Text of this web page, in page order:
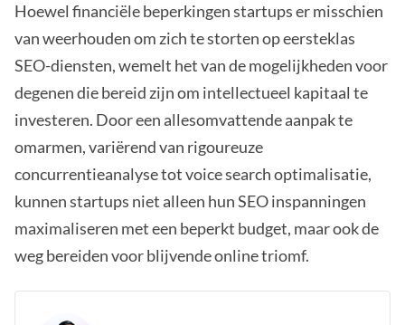
Hoewel financiële beperkingen startups er misschien
van weerhouden om zich te storten op eersteklas
SEO-diensten, wemelt het van de mogelijkheden voor
degenen die bereid zijn om intellectueel kapitaal te
investeren. Door een allesomvattende aanpak te
omarmen, variërend van rigoureuze
concurrentieanalyse tot voice search optimalisatie,
kunnen startups niet alleen hun SEO inspanningen
maximaliseren met een beperkt budget, maar ook de
weg bereiden voor blijvende online triomf.